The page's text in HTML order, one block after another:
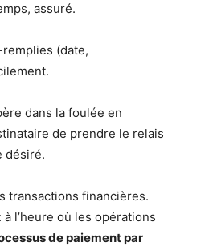
assuré.
(date,
dans la foulée en
de prendre le relais
désiré.
transactions financières.
à l’heure où les opérations
de paiement par